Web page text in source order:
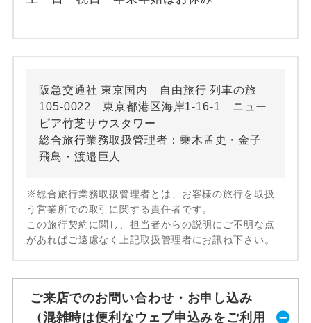
阪急交通社 東京国内 自由旅行 列車の旅
105-0022 東京都港区海岸1-16-1 ニュー
ピア竹芝サウスタワー
総合旅行業務取扱管理者：乗木孟史・金子
飛鳥・渡邉巨人
※総合旅行業務取扱管理者とは、お客様の旅行を取扱
う営業所での取引に関する責任者です。
この旅行契約に関し、担当者からの説明にご不明な点
があればご遠慮なく上記取扱管理者にお訊ね下さい。
ご来店でのお問い合わせ・お申し込み
（混雑時は便利なウェブ申込みをご利用